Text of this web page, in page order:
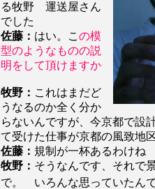
る牧野 運送屋さん
でした
佐藤： はい。こ の模
型のようなものの説
明をして頂けますか
牧野： これはまだど
うなるのか全く分か
らないんですが、今京都で設
て受けた仕事が京都の風致地
佐藤： 規制が一杯あるわけね
牧野： そうなんです、それで
で。 いろんな思っていたん